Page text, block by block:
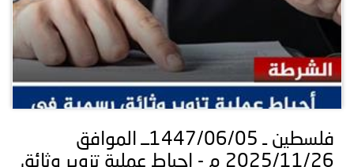
فلسطين ـ 1447/06/05ــ الموافق
2025/11/26 م - إحباط عملية تزوير وثائق